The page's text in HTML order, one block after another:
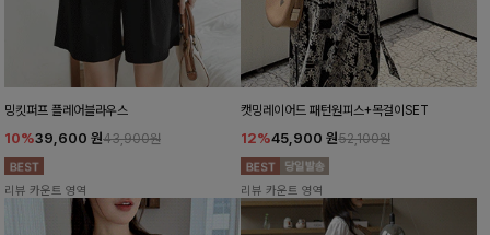
밍킷퍼프 플레어블라우스
10%39,600 원43,900원
리뷰 카운트 영역
캣밍레이어드 패턴원피스+목걸이SET
12%45,900 원52,100원
리뷰 카운트 영역